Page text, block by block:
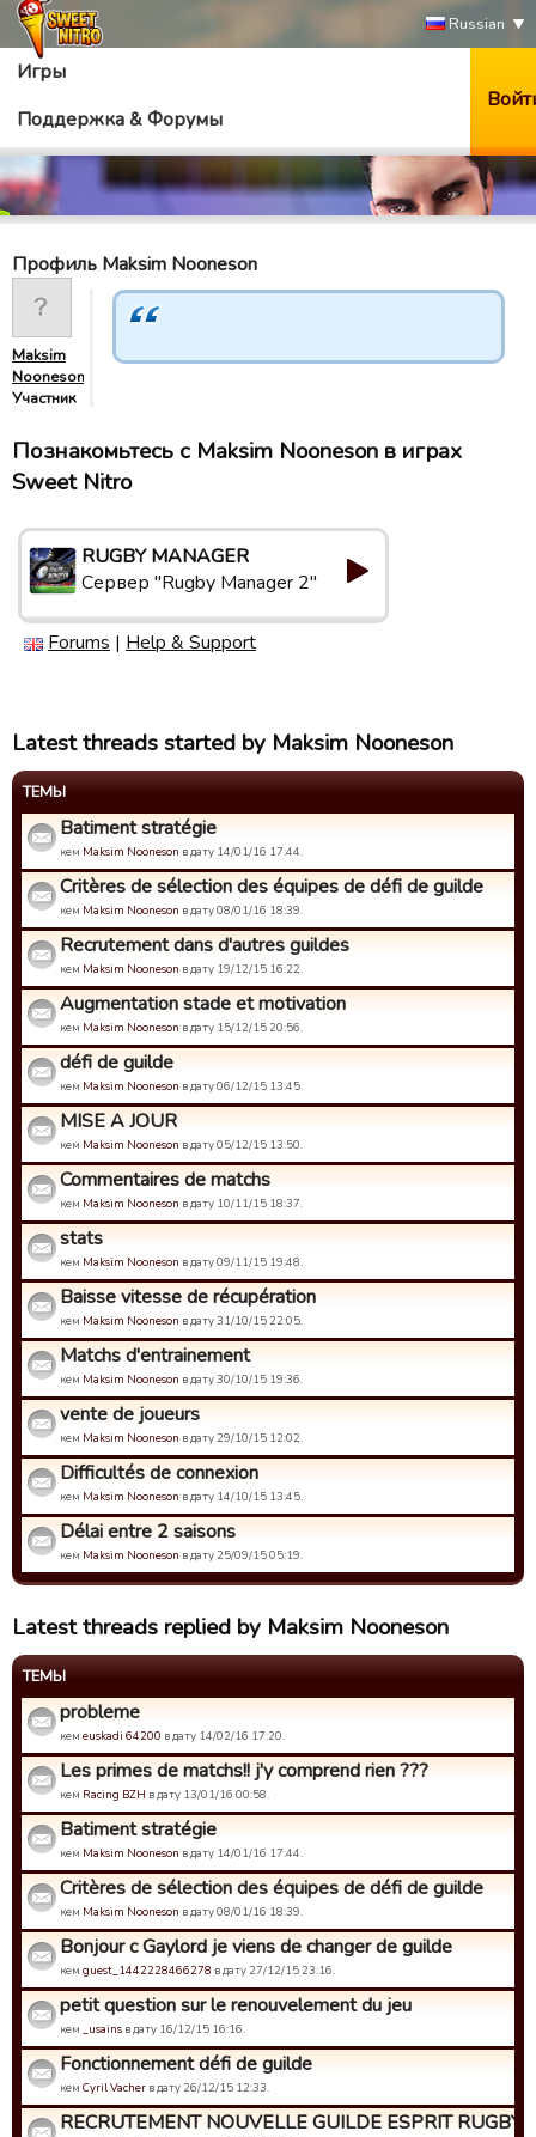
Russian
Игры
Поддержка & Форумы
Профиль Maksim Nooneson
Maksim
Nooneson
Участник
Познакомьтесь с Maksim Nooneson в играх
Sweet Nitro
RUGBY MANAGER
Сервер "Rugby Manager 2"
Forums | Help & Support
Latest threads started by Maksim Nooneson
ТЕМЫ
Batiment stratégie
кем Maksim Nooneson в дату 14/01/16 17:44.
Critères de sélection des équipes de défi de guilde
кем Maksim Nooneson в дату 08/01/16 18:39.
Recrutement dans d'autres guildes
кем Maksim Nooneson в дату 19/12/15 16:22.
Augmentation stade et motivation
кем Maksim Nooneson в дату 15/12/15 20:56.
défi de guilde
кем Maksim Nooneson в дату 06/12/15 13:45.
MISE A JOUR
кем Maksim Nooneson в дату 05/12/15 13:50.
Commentaires de matchs
кем Maksim Nooneson в дату 10/11/15 18:37.
stats
кем Maksim Nooneson в дату 09/11/15 19:48.
Baisse vitesse de récupération
кем Maksim Nooneson в дату 31/10/15 22:05.
Matchs d'entrainement
кем Maksim Nooneson в дату 30/10/15 19:36.
vente de joueurs
кем Maksim Nooneson в дату 29/10/15 12:02.
Difficultés de connexion
кем Maksim Nooneson в дату 14/10/15 13:45.
Délai entre 2 saisons
кем Maksim Nooneson в дату 25/09/15 05:19.
Latest threads replied by Maksim Nooneson
ТЕМЫ
probleme
кем euskadi 64200 в дату 14/02/16 17:20.
Les primes de matchs!! j'y comprend rien ???
кем Racing BZH в дату 13/01/16 00:58.
Batiment stratégie
кем Maksim Nooneson в дату 14/01/16 17:44.
Critères de sélection des équipes de défi de guilde
кем Maksim Nooneson в дату 08/01/16 18:39.
Bonjour c Gaylord je viens de changer de guilde
кем guest_1442228466278 в дату 27/12/15 23:16.
petit question sur le renouvelement du jeu
кем _usains в дату 16/12/15 16:16.
Fonctionnement défi de guilde
кем Cyril Vacher в дату 26/12/15 12:33.
RECRUTEMENT NOUVELLE GUILDE ESPRIT RUGBY